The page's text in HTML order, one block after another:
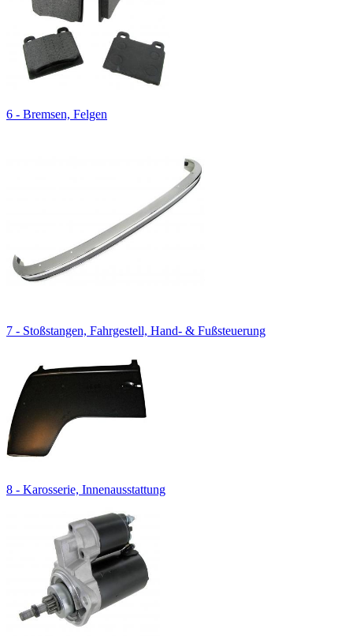
6 - Bremsen, Felgen
7 - Stoßstangen, Fahrgestell, Hand- & Fußsteuerung
8 - Karosserie, Innenausstattung